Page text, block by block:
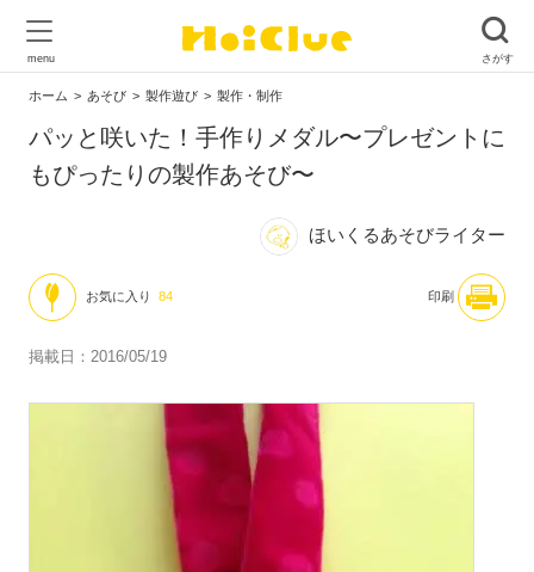
ホーム あそび 製作遊び 製作・制作
パッと咲いた！手作りメダル〜プレゼントに
もぴったりの製作あそび〜
ほいくるあそびライター
お気に入り 84 印刷
掲載日：2016/05/19